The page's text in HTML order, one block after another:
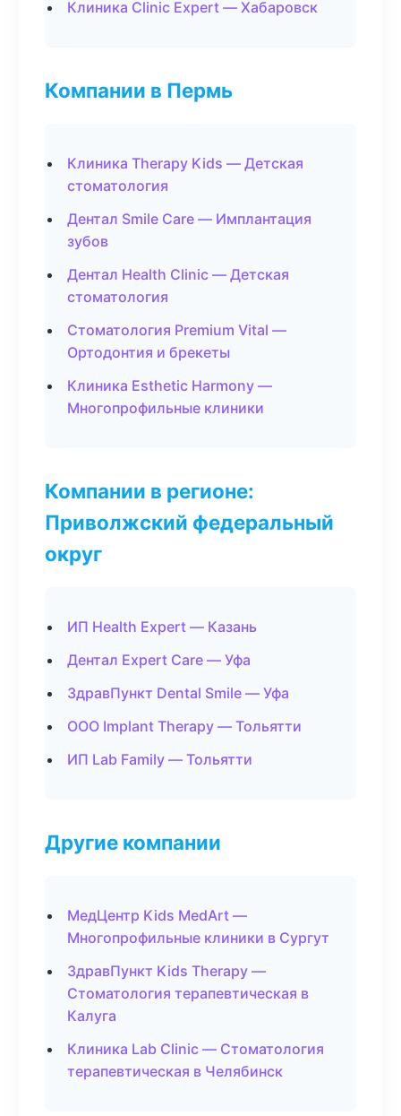
Клиника Clinic Expert — Хабаровск
Компании в Пермь
Клиника Therapy Kids — Детская
стоматология
Дентал Smile Care — Имплантация
зубов
Дентал Health Clinic — Детская
стоматология
Стоматология Premium Vital —
Ортодонтия и брекеты
Клиника Esthetic Harmony —
Многопрофильные клиники
Компании в регионе:
Приволжский федеральный
округ
ИП Health Expert — Казань
Дентал Expert Care — Уфа
ЗдравПункт Dental Smile — Уфа
ООО Implant Therapy — Тольятти
ИП Lab Family — Тольятти
Другие компании
МедЦентр Kids MedArt —
Многопрофильные клиники в Сургут
ЗдравПункт Kids Therapy —
Стоматология терапевтическая в
Калуга
Клиника Lab Clinic — Стоматология
терапевтическая в Челябинск